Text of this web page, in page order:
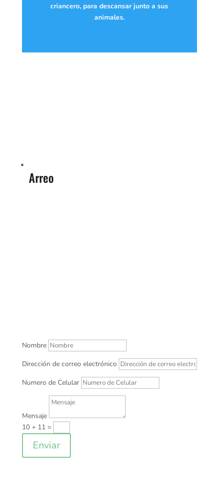
criancero, para descansar junto a sus
animales.
Arreo
Nombre
Dirección de correo electrónico
Numero de Celular
Mensaje
10 + 11=
Enviar